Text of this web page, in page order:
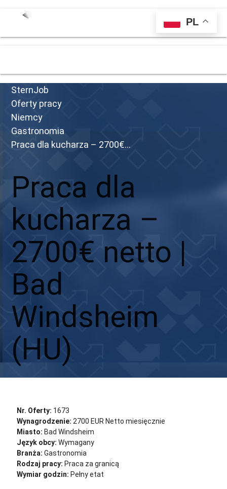
menu
SternJob
Oferty pracy
Niemcy
Gastronomia
Praca dla kucharza – 2700€...
Praca dla
kucharza –
2700€ netto |
Bad
Windsheim
(HU)
Nr. Oferty: 1673
Wynagrodzenie: 2700 EUR Netto miesięcznie
Miasto: Bad Windsheim
Język obcy: Wymagany
Branża: Gastronomia
Rodzaj pracy: Praca za granicą
Wymiar godzin: Pełny etat
PL